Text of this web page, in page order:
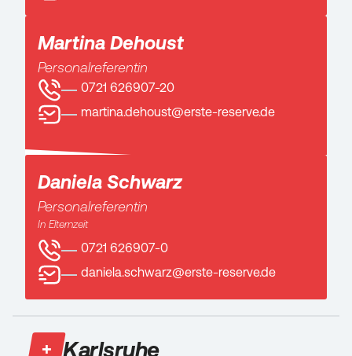
Martina Dehoust
Personalreferentin
0721 626907-20
martina.dehoust@erste-reserve.de
Daniela Schwarz
Personalreferentin
In Elternzeit
0721 626907-0
daniela.schwarz@erste-reserve.de
Karlsruhe